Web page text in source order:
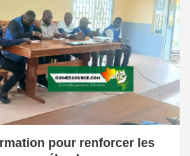
pour renforcer les